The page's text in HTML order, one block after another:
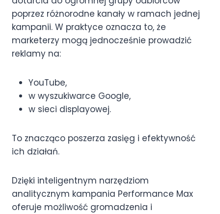
poprzez różnorodne kanały w ramach jednej
kampanii. W praktyce oznacza to, że
marketerzy mogą jednocześnie prowadzić
reklamy na:
YouTube,
w wyszukiwarce Google,
w sieci displayowej.
To znacząco poszerza zasięg i efektywność
ich działań.
Dzięki inteligentnym narzędziom
analitycznym kampania Performance Max
oferuje możliwość gromadzenia i